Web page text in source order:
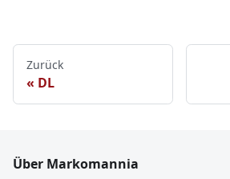
Zurück
DL
Über Markomannia